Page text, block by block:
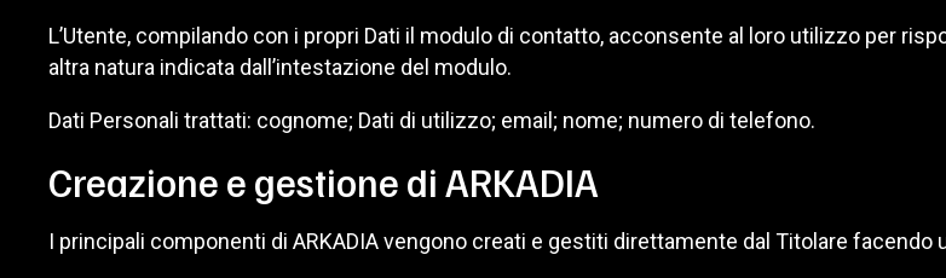
L’Utente, compilando con i propri Dati il modulo di contatto, acconsente al loro utilizzo per
altra natura indicata dall’intestazione del modulo.
Dati Personali trattati: cognome; Dati di utilizzo; email; nome; numero di telefono.
Creazione e gestione di ARKADIA
I principali componenti di ARKADIA vengono creati e gestiti direttamente dal Titolare